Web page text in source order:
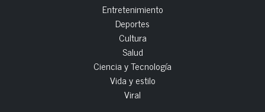
Entretenimiento
Deportes
Cultura
Salud
Ciencia y Tecnología
Vida y estilo
Viral